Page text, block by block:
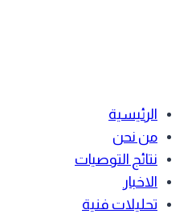
الرئيسية
من نحن
نتائج التوصيات
الاخبار
تحليلات فنية